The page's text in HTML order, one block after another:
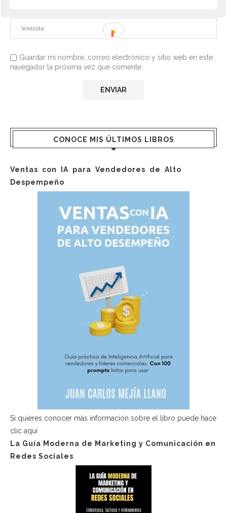
Guardar mi nombre, correo electrónico y sitio web en este
navegador la próxima vez que comente.
CONOCE MIS ÚLTIMOS LIBROS
Ventas con IA para Vendedores de Alto
Despempeño
Si quieres conocer más información sobre el libro puede hace
clic aquí
La Guía Moderna de Marketing y Comunicación en
Redes Sociales